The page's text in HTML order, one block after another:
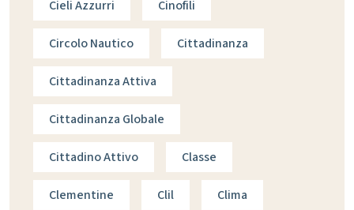
Cieli Azzurri Cinofili
Circolo Nautico Cittadinanza
Cittadinanza Attiva
Cittadinanza Globale
Cittadino Attivo Classe
Clementine Clil Clima